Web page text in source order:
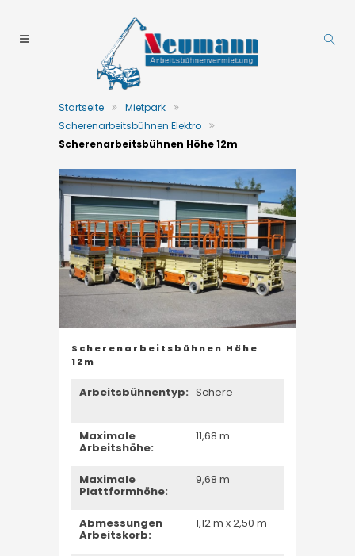
Startseite
Mietpark
Scherenarbeitsbühnen Elektro
Scherenarbeitsbühnen Höhe 12m
Scherenarbeitsbühnen Höhe
12m
Arbeitsbühnentyp: Schere
Maximale
Arbeitshöhe:
11,68 m
Maximale
Plattformhöhe:
9,68 m
Abmessungen
Arbeitskorb:
1,12 m x 2,50 m